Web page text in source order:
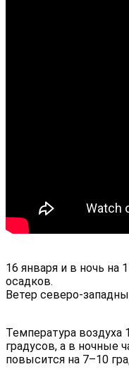
16 января и в ночь на
осадков.
Ветер северо-
Температура воздуха
градусов, а в ночные
повысится на 7–10